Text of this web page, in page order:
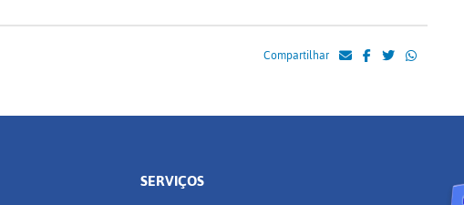
Compartilhar
SERVIÇOS